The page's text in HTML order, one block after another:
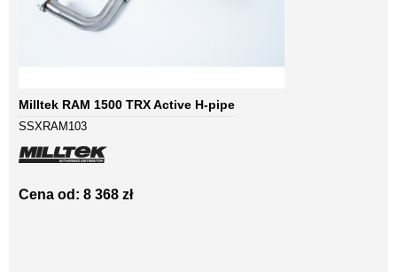
Milltek RAM 1500 TRX Active H-pipe
SSXRAM103
Cena od: 8 368 zł